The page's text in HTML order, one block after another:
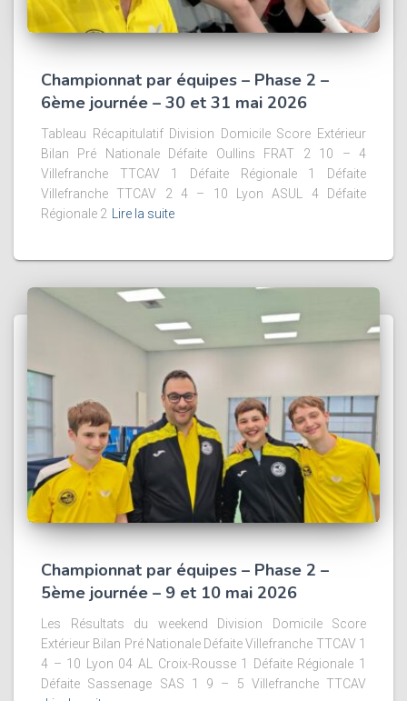
Championnat par équipes – Phase 2 –
6ème journée – 30 et 31 mai 2026
Tableau Récapitulatif Division Domicile Score Extérieur
Bilan Pré Nationale Défaite Oullins FRAT 2 10 – 4
Villefranche TTCAV 1 Défaite Régionale 1 Défaite
Villefranche TTCAV 2 4 – 10 Lyon ASUL 4 Défaite
Régionale 2
Lire la suite
Championnat par équipes – Phase 2 –
5ème journée – 9 et 10 mai 2026
Les Résultats du weekend Division Domicile Score
Extérieur Bilan Pré Nationale Défaite Villefranche TTCAV 1
4 – 10 Lyon 04 AL Croix-Rousse 1 Défaite Régionale 1
Défaite Sassenage SAS 1 9 – 5 Villefranche TTCAV